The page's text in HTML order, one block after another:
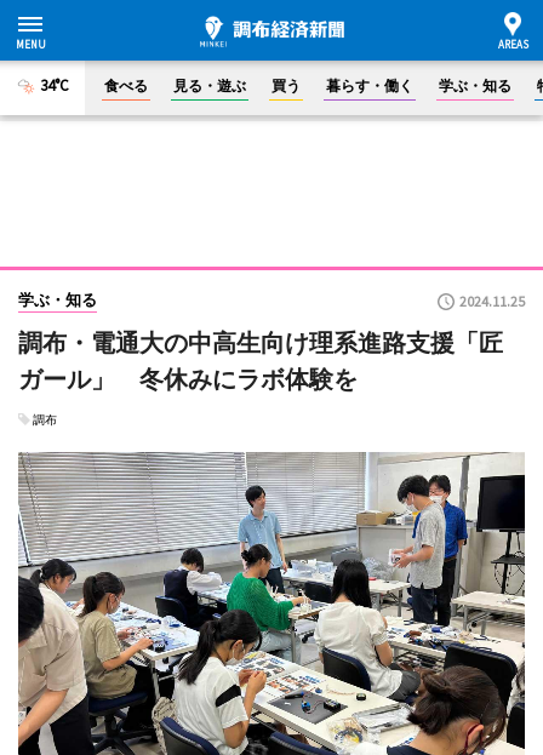
34°C 食べる 見る・遊ぶ 買う 暮らす・働く 学ぶ・知る
学ぶ・知る 2024.11.25
調布・電通大の中高生向け理系進路支援「匠
ガール」 冬休みにラボ体験を
調布